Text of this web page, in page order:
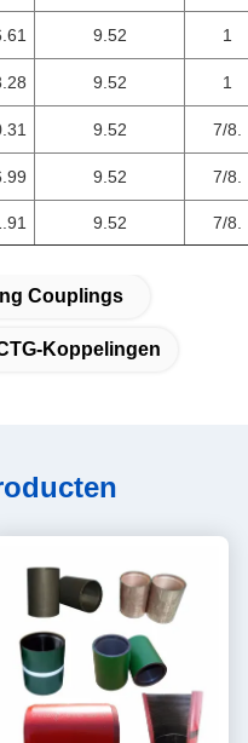
9.52 1
9.52 1
9.52 7/8.
9.52 7/8.
9.52 7/8.
Couplings
Koppelingen